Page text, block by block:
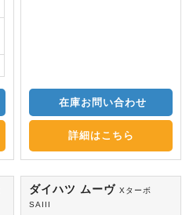
在庫お問い合わせ
詳細はこちら
ダイハツ ムーヴXターボ
SAIII